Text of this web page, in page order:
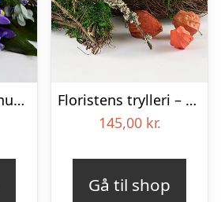
Bårebuket i lilla nuancer – Blomster til begravelse
Floristens trylleri – gravpynt – Blomster til begravelse
145,00 kr.
Gå til shop